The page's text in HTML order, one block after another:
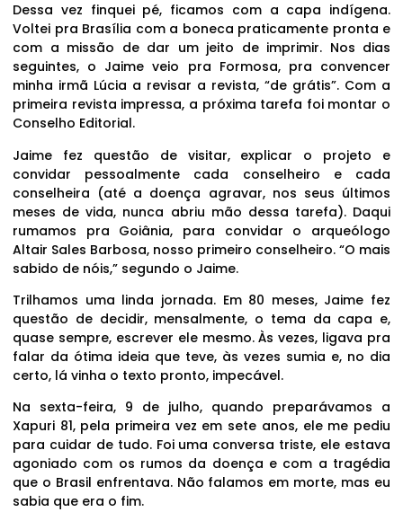
Dessa vez finquei pé, ficamos com a capa indígena.
Voltei pra Brasília com a boneca praticamente pronta e
com a missão de dar um jeito de imprimir. Nos dias
seguintes, o Jaime veio pra Formosa, pra convencer
minha irmã Lúcia a revisar a revista, “de grátis”. Com a
primeira revista impressa, a próxima tarefa foi montar o
Conselho Editorial.
Jaime fez questão de visitar, explicar o projeto e
convidar pessoalmente cada conselheiro e cada
conselheira (até a doença agravar, nos seus últimos
meses de vida, nunca abriu mão dessa tarefa). Daqui
rumamos pra Goiânia, para convidar o arqueólogo
Altair Sales Barbosa, nosso primeiro conselheiro. “O mais
sabido de nóis,” segundo o Jaime.
Trilhamos uma linda jornada. Em 80 meses, Jaime fez
questão de decidir, mensalmente, o tema da capa e,
quase sempre, escrever ele mesmo. Às vezes, ligava pra
falar da ótima ideia que teve, às vezes sumia e, no dia
certo, lá vinha o texto pronto, impecável.
Na sexta-feira, 9 de julho, quando preparávamos a
Xapuri 81, pela primeira vez em sete anos, ele me pediu
para cuidar de tudo. Foi uma conversa triste, ele estava
agoniado com os rumos da doença e com a tragédia
que o Brasil enfrentava. Não falamos em morte, mas eu
sabia que era o fim.